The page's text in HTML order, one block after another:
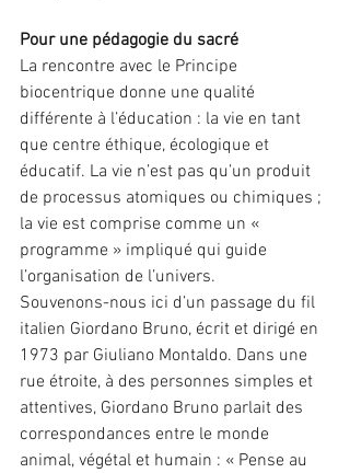
Pour une pédagogie du sacré
La rencontre avec le Principe
biocentrique donne une qualité
différente à l’éducation : la vie en tant
que centre éthique, écologique et
éducatif. La vie n’est pas qu’un produit
de processus atomiques ou chimiques ;
la vie est comprise comme un «
programme » impliqué qui guide
l’organisation de l’univers.
Souvenons-nous ici d’un passage du fil
italien Giordano Bruno, écrit et dirigé en
1973 par Giuliano Montaldo. Dans une
rue étroite, à des personnes simples et
attentives, Giordano Bruno parlait des
correspondances entre le monde
animal, végétal et humain : « Pense au